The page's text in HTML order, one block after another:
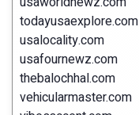
todayusaexplore.com
usalocality.com
usafournewz.com
thebalochhal.com
vehicularmaster.com